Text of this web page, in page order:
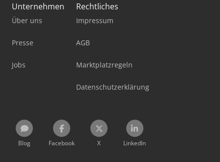
Unternehmen
Über uns
Presse
Jobs
Rechtliches
Impressum
AGB
Marktplatzregeln
Datenschutzerklärung
Blog Facebook X LinkedIn